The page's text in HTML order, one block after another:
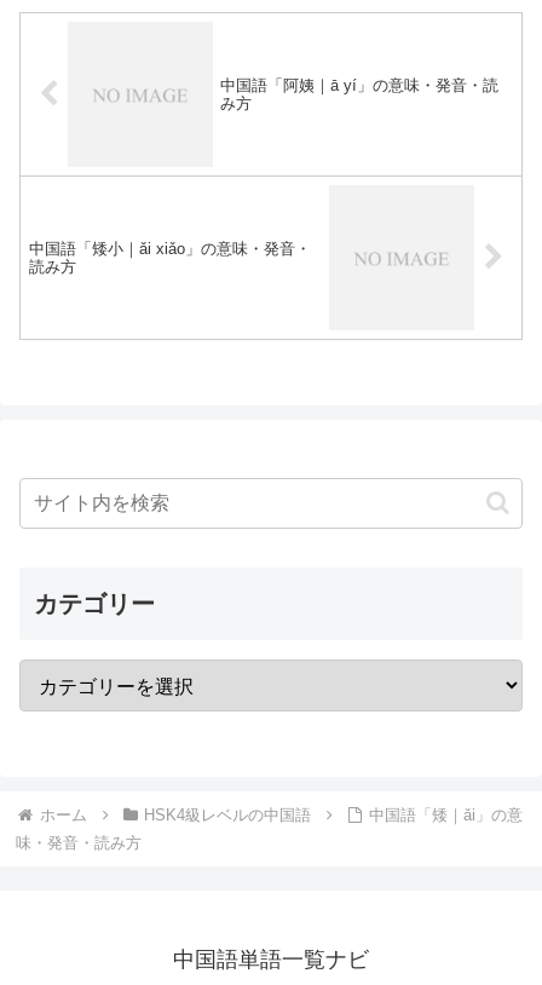
中国語「阿姨｜ā yí」の意味・発音・読
み方
中国語「矮小｜ǎi xiǎo」の意味・発音・
読み方
カテゴリー
ホーム HSK4級レベルの中国語
中国語「矮｜ǎi」の意
味・発音・読み方
中国語単語一覧ナビ